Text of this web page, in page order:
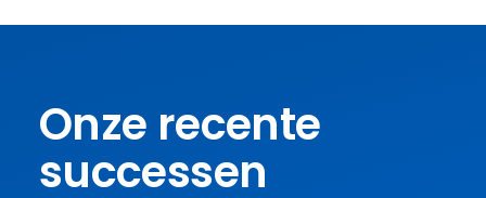
Onze recente
successen